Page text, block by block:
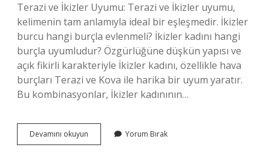
Terazi ve İkizler Uyumu: Terazi ve İkizler uyumu,
kelimenin tam anlamıyla ideal bir eşleşmedir. İkizler
burcu hangi burçla evlenmeli? İkizler kadını hangi
burçla uyumludur? Özgürlüğüne düşkün yapısı ve
açık fikirli karakteriyle İkizler kadını, özellikle hava
burçları Terazi ve Kova ile harika bir uyum yaratır.
Bu kombinasyonlar, İkizler kadınının…
Devamını okuyun
Burcu
Yorum Bırak